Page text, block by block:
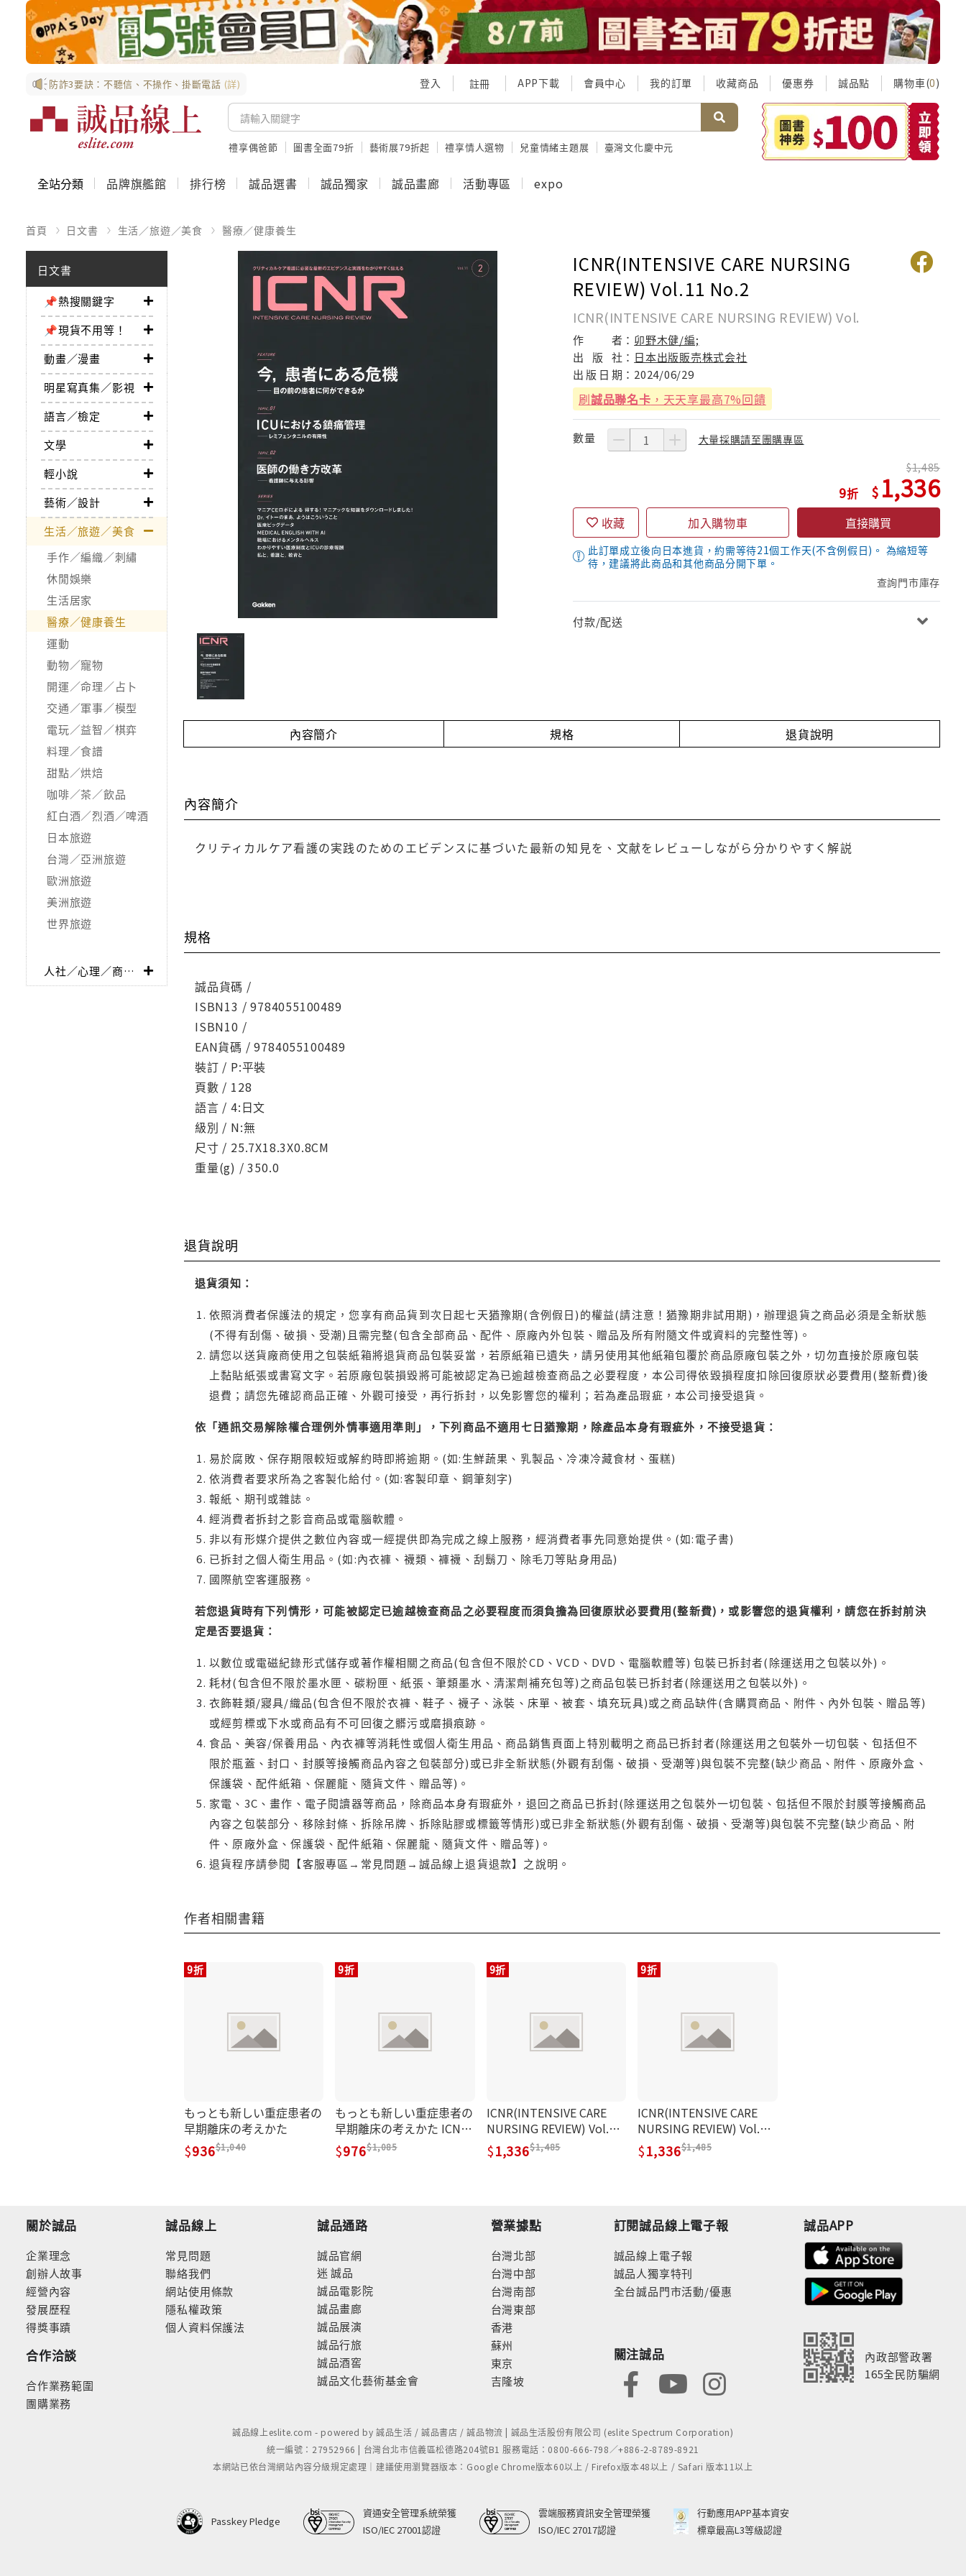
防詐3要訣：不聽信、不操作、掛斷電話 (詳) 登入 註冊 APP下載 會員中心 我的訂單 收藏商品 優惠券 誠品點 購物車(0)
禮享偶爸節 圖書全面79折 藝術展79折起 禮享情人選物 兒童情緒主題展 臺灣文化慶中元
全站分類 品牌旗艦館 排行榜 誠品選書 誠品獨家 誠品畫廊 活動專區 expo
首頁 日文書 生活／旅遊／美食 醫療／健康養生
日文書
📌熱搜關鍵字
📌現貨不用等！
動畫／漫畫
明星寫真集／影視
語言／檢定
文學
輕小說
藝術／設計
生活／旅遊／美食
手作／編織／刺繡
休閒娛樂
生活居家
醫療／健康養生
運動
動物／寵物
開運／命理／占卜
交通／軍事／模型
電玩／益智／棋弈
料理／食譜
甜點／烘焙
咖啡／茶／飲品
紅白酒／烈酒／啤酒
日本旅遊
台灣／亞洲旅遊
歐洲旅遊
美洲旅遊
世界旅遊
人社／心理／商業／其他
ICNR(INTENSIVE CARE NURSING
REVIEW) Vol.11 No.2
ICNR(INTENSIVE CARE NURSING REVIEW) Vol.
作 者： 卯野木健/編;
出
版 社： 日本出版販売株式会社
出 版 日 期： 2024/06/29
刷誠品聯名卡 ，天天享最高7%回饋
數量 大量採購請至團購專區
9
1,485
1,336
收藏 加入購物車 直接購買
此訂單成立後向日本進貨，約需等待21個工作天(不含例假日)。 為縮短等
待，建議將此商品和其他商品分開下單。
查詢門市庫存
付款/配送
內容簡介 規格 退貨說明
內容簡介
クリティカルケア看護の実践のためのエビデンスに基づいた最新の知見を、文献をレビューしながら分かりやすく解説
規格
誠品貨碼 /
ISBN13 / 9784055100489
ISBN10 /
EAN貨碼 / 9784055100489
裝訂 / P:平裝
頁數 / 128
語言 / 4:日文
級別 / N:無
尺寸 / 25.7X18.3X0.8CM
重量(g) / 350.0
退貨說明
退貨須知：
依照消費者保護法的規定，您享有商品貨到次日起七天猶豫期(含例假日)的權益(請注意！猶豫期非試用期)，辦理退貨之商品必須是全新狀態
(不得有刮傷、破損、受潮)且需完整(包含全部商品、配件、原廠內外包裝、贈品及所有附隨文件或資料的完整性等)。
請您以送貨廠商使用之包裝紙箱將退貨商品包裝妥當，若原紙箱已遺失，請另使用其他紙箱包覆於商品原廠包裝之外，切勿直接於原廠包裝
上黏貼紙張或書寫文字。若原廠包裝損毀將可能被認定為已逾越檢查商品之必要程度，本公司得依毀損程度扣除回復原狀必要費用(整新費)後
退費；請您先確認商品正確、外觀可接受，再行拆封，以免影響您的權利；若為產品瑕疵，本公司接受退貨。
依「通訊交易解除權合理例外情事適用準則」，下列商品不適用七日猶豫期，除產品本身有瑕疵外，不接受退貨：
易於腐敗、保存期限較短或解約時即將逾期。(如:生鮮蔬果、乳製品、冷凍冷藏食材、蛋糕)
依消費者要求所為之客製化給付。(如:客製印章、鋼筆刻字)
報紙、期刊或雜誌。
經消費者拆封之影音商品或電腦軟體。
非以有形媒介提供之數位內容或一經提供即為完成之線上服務，經消費者事先同意始提供。(如:電子書)
已拆封之個人衛生用品。(如:內衣褲、襪類、褲襪、刮鬍刀、除毛刀等貼身用品)
國際航空客運服務。
若您退貨時有下列情形，可能被認定已逾越檢查商品之必要程度而須負擔為回復原狀必要費用(整新費)，或影響您的退貨權利，請您在拆封前決
定是否要退貨：
以數位或電磁紀錄形式儲存或著作權相關之商品(包含但不限於CD、VCD、DVD、電腦軟體等) 包裝已拆封者(除運送用之包裝以外)。
耗材(包含但不限於墨水匣、碳粉匣、紙張、筆類墨水、清潔劑補充包等)之商品包裝已拆封者(除運送用之包裝以外)。
衣飾鞋類/寢具/織品(包含但不限於衣褲、鞋子、襪子、泳裝、床單、被套、填充玩具)或之商品缺件(含購買商品、附件、內外包裝、贈品等)
或經剪標或下水或商品有不可回復之髒污或磨損痕跡。
食品、美容/保養用品、內衣褲等消耗性或個人衛生用品、商品銷售頁面上特別載明之商品已拆封者(除運送用之包裝外一切包裝、包括但不
限於瓶蓋、封口、封膜等接觸商品內容之包裝部分)或已非全新狀態(外觀有刮傷、破損、受潮等)與包裝不完整(缺少商品、附件、原廠外盒、
保護袋、配件紙箱、保麗龍、隨貨文件、贈品等)。
家電、3C、畫作、電子閱讀器等商品，除商品本身有瑕疵外，退回之商品已拆封(除運送用之包裝外一切包裝、包括但不限於封膜等接觸商品
內容之包裝部分、移除封條、拆除吊牌、拆除貼膠或標籤等情形)或已非全新狀態(外觀有刮傷、破損、受潮等)與包裝不完整(缺少商品、附
件、原廠外盒、保護袋、配件紙箱、保麗龍、隨貨文件、贈品等)。
退貨程序請參閱【客服專區→常見問題→誠品線上退貨退款】之說明。
作者相關書籍
9折
もっとも新しい重症患者の
早期離床の考えかた
936 1,040
9折
もっとも新しい重症患者の
早期離床の考えかた ICNR
BOOKS 01(改訂第2版)
976 1,085
9折
ICNR(INTENSIVE CARE
NURSING REVIEW) Vol.11
No.1
1,336 1,485
9折
ICNR(INTENSIVE CARE
NURSING REVIEW) Vol.13
No.2
1,336 1,485
關於誠品
企業理念
創辦人故事
經營內容
發展歷程
得獎事蹟
合作洽談
合作業務範圍
團購業務
誠品線上
常見問題
聯絡我們
網站使用條款
隱私權政策
個人資料保護法
誠品通路
誠品官網
迷 誠品
誠品電影院
誠品畫廊
誠品展演
誠品行旅
誠品酒窖
誠品文化藝術基金會
營業據點
台灣北部
台灣中部
台灣南部
台灣東部
香港
蘇州
東京
吉隆坡
訂閱誠品線上電子報
誠品線上電子報
誠品人獨享特刊
全台誠品門市活動/優惠
關注誠品
誠品APP
內政部警政署
165全民防騙網
誠品線上eslite.com - powered by 誠品生活 / 誠品書店 / 誠品物流 | 誠品生活股份有限公司 (eslite Spectrum Corporation)
統一編號：27952966 | 台灣台北市信義區松德路204號B1 服務電話：0800-666-798／+886-2-8789-8921
本網站已依台灣網站內容分級規定處理｜建議使用瀏覽器版本：Google Chrome版本60以上 / Firefox版本48以上 / Safari 版本11以上
Passkey Pledge
資通安全管理系統榮獲
ISO/IEC 27001認證
雲端服務資訊安全管理榮獲
ISO/IEC 27017認證
行動應用APP基本資安
標章最高L3等級認證